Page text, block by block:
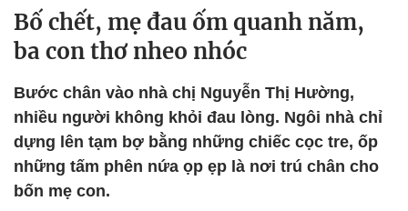
Bố chết, mẹ đau ốm quanh năm,
ba con thơ nheo nhóc
Bước chân vào nhà chị Nguyễn Thị Hường,
nhiều người không khỏi đau lòng. Ngôi nhà chỉ
dựng lên tạm bợ bằng những chiếc cọc tre, ốp
những tấm phên nứa ọp ẹp là nơi trú chân cho
bốn mẹ con.